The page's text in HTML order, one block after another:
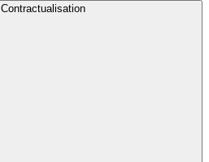
Contractualisation